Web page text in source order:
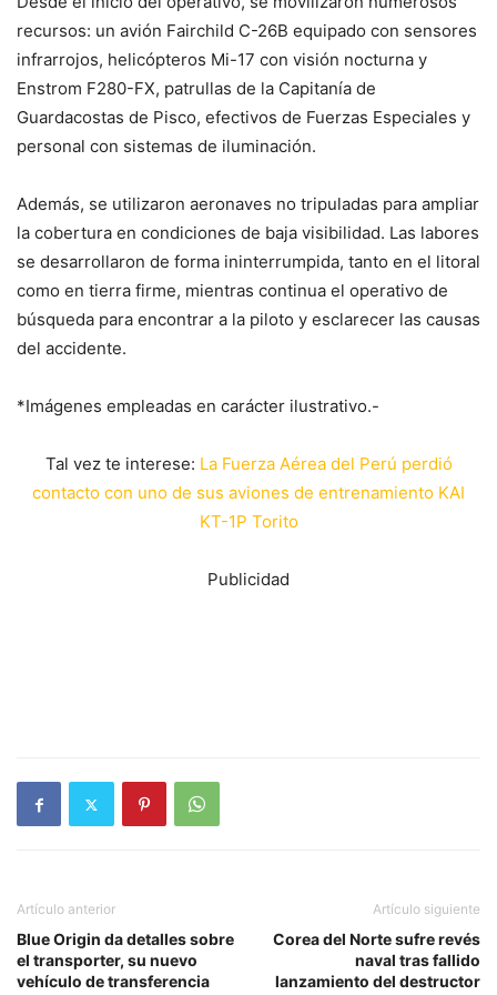
recursos: un avión Fairchild C-26B equipado con sensores
infrarrojos, helicópteros Mi-17 con visión nocturna y
Enstrom F280-FX, patrullas de la Capitanía de
Guardacostas de Pisco, efectivos de Fuerzas Especiales y
personal con sistemas de iluminación.
Además, se utilizaron aeronaves no tripuladas para ampliar
la cobertura en condiciones de baja visibilidad. Las labores
se desarrollaron de forma ininterrumpida, tanto en el litoral
como en tierra firme, mientras continua el operativo de
búsqueda para encontrar a la piloto y esclarecer las causas
del accidente.
*Imágenes empleadas en carácter ilustrativo.-
Tal vez te interese: La Fuerza Aérea del Perú perdió
contacto con uno de sus aviones de entrenamiento KAI
KT-1P Torito
Publicidad
Artículo anterior
Blue Origin da detalles sobre
el transporter, su nuevo
vehículo de transferencia
Artículo siguiente
Corea del Norte sufre revés
naval tras fallido
lanzamiento del destructor